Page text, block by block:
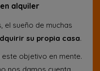
alquiler
el sueño de muchas
su propia casa.
objetivo en mente.